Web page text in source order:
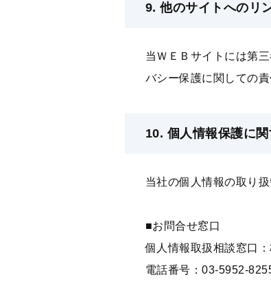
9. 他のサイトへのリ
当ＷＥＢサイトには第
バシー保護に関しての
10. 個⼈情報保護に
当社の個⼈情報の取り
■お問合せ窓⼝
個⼈情報取扱相談窓⼝
電話番号：03-5952-